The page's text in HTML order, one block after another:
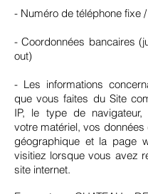
- Numéro de téléphone fixe
- Coordonnées bancaires
out)
- Les informations
que vous faites du Site
IP, le type de navigateur,
votre matériel, vos données
géographique et la page
visitiez lorsque vous avez
site internet.